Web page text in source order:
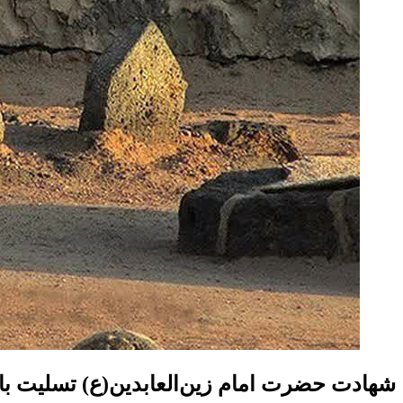
شهادت حضرت امام زین‌العابدین(ع) تسلیت